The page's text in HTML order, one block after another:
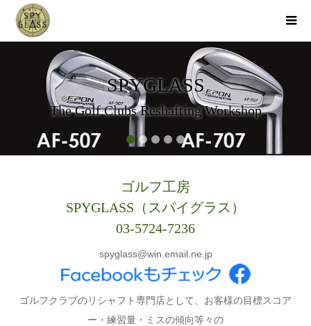
SPYGLASS
The Golf Clubs Reshafting Workshop
5
ゴルフ工房
SPYGLASS（スパイグラス）
03-5724-7236
spyglass@win.email.ne.jp
ゴルフクラブのリシャフト専門店として、お客様の目標スコア
ー・練習量・ミスの傾向等々の